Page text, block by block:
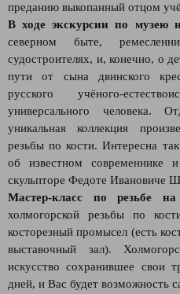
преданию выкопанный отцом
В ходе экскурсии по музею
северном быте,
судостроителях, и, конечно, о
пути от сына двинского
русского учёного-
универсального человека.
уникальная коллекция
резьбы по кости. Интересна
об известном
скульпторе Федоте Ивановиче
Мастер-класс по резьбе на
холмогорской резьбы по
косторезный промысел (есть
выставочный зал).
искусство сохранившее
дней, и Вас будет возможность